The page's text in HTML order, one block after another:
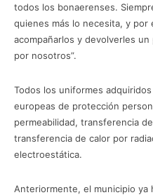
todos los bonaerenses.
quienes más lo necesita, y por
acompañarlos y devolverles
por nosotros”.
Todos los uniformes
europeas de protección
permeabilidad, transferencia
transferencia de calor por
electroestática.
Anteriormente, el municipio ya